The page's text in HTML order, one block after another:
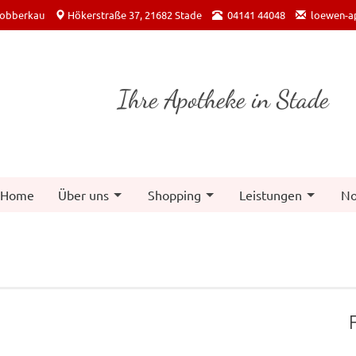
Hökerstraße 37, 21682 Stade 04141 44048 loewen-
Ihre Apotheke in Stade
Home Über uns Shopping Leistungen